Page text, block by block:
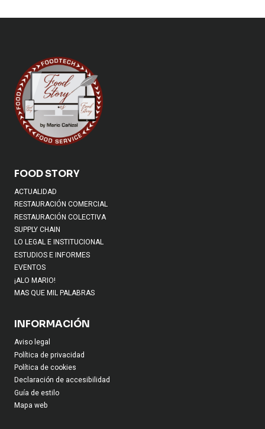
FOOD STORY
ACTUALIDAD
RESTAURACIÓN COMERCIAL
RESTAURACIÓN COLECTIVA
SUPPLY CHAIN
LO LEGAL E INSTITUCIONAL
ESTUDIOS E INFORMES
EVENTOS
¡ALO MARIO!
MAS QUE MIL PALABRAS
INFORMACIÓN
Aviso legal
Política de privacidad
Política de cookies
Declaración de accesibilidad
Guía de estilo
Mapa web